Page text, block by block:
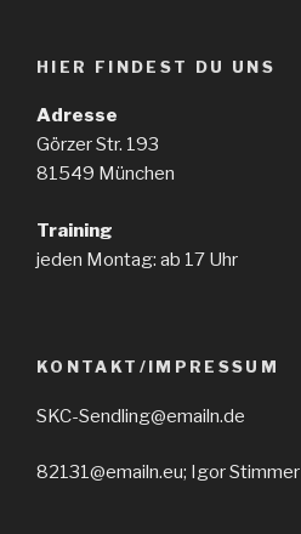
HIER FINDEST DU UNS
Adresse
Görzer Str. 193
81549 München
Training
jeden Montag: ab 17 Uhr
KONTAKT/IMPRESSUM
SKC-Sendling@emailn.de
82131@emailn.eu; Igor Stimmer